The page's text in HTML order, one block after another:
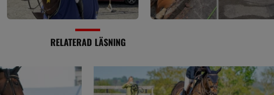
RELATERAD LÄSNING